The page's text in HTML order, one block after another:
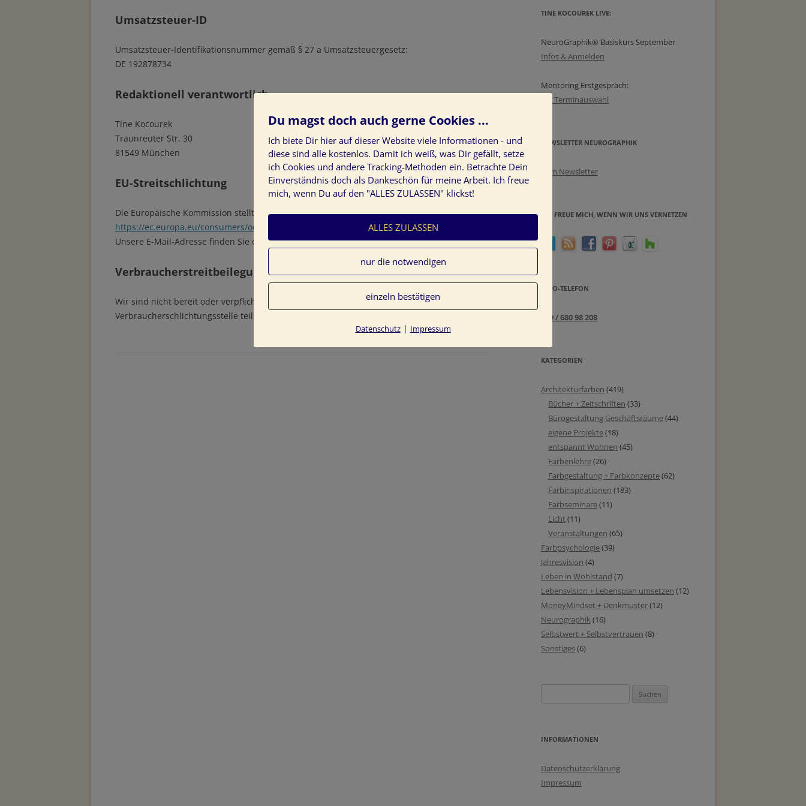
Umsatzsteuer-ID
Umsatzsteuer-Identifikationsnummer gemäß § 27 a Umsatzsteuergesetz:
DE 192878734
Redaktionell verantwortlich
Tine Kocourek
Traunreuter Str. 30
81549 München
EU-Streitschlichtung
Die Europäische Kommission stellt eine Plattform zur Online-Streitbeilegung (OS) bereit:
https://ec.europa.eu/consumers/odr/
Unsere E-Mail-Adresse finden Sie oben im Impressum.
Verbraucher­streit­beilegung/Universal­schlichtungs­stelle
Wir sind nicht bereit oder verpflichtet, an Streitbeilegungsverfahren vor einer
Verbraucherschlichtungsstelle teilzunehmen.
TINE KOCOUREK LIVE:
NeuroGraphik® Basiskurs September
Infos & Anmelden
Mentoring Erstgespräch:
zur Terminauswahl
NEWSLETTER NEUROGRAPHIK
Zum Newsletter
ICH FREUE MICH, WENN WIR UNS VERNETZEN
INFO-TELEFON
089 / 680 98 208
KATEGORIEN
Architekturfarben (419)
Bücher + Zeitschriften (33)
Bürogestaltung Geschäftsräume(44)
eigene Projekte(18)
entspannt Wohnen (45)
Farbenlehre(26)
Farbgestaltung + Farbkonzepte(62)
Farbinspirationen (183)
Farbseminare(11)
Licht (11)
Veranstaltungen (65)
Farbpsychologie(39)
Jahresvision (4)
Leben in Wohlstand (7)
Lebensvision + Lebensplan umsetzen (12)
MoneyMindset + Denkmuster(12)
Neurographik(16)
Selbstwert + Selbstvertrauen (8)
Sonstiges(6)
nach:
INFORMATIONEN
Datenschutzerklärung
Impressum
Du magst doch auch gerne Cookies ...
Ich biete Dir hier auf dieser Website viele Informationen - und
diese sind alle kostenlos. Damit ich weiß, was Dir gefällt, setze
ich Cookies und andere Tracking-Methoden ein. Betrachte Dein
Einverständnis doch als Dankeschön für meine Arbeit. Ich freue
mich, wenn Du auf den "ALLES ZULASSEN" klickst!
ALLES ZULASSEN
nur die notwendigen
einzeln bestätigen
Datenschutz| Impressum